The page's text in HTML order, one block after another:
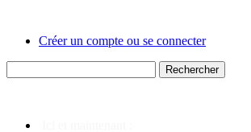
Créer un compte ou se connecter